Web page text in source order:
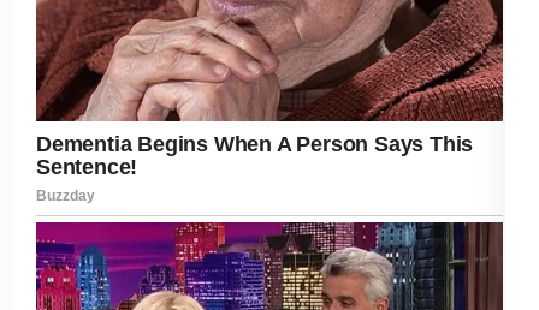
Post Views: 250